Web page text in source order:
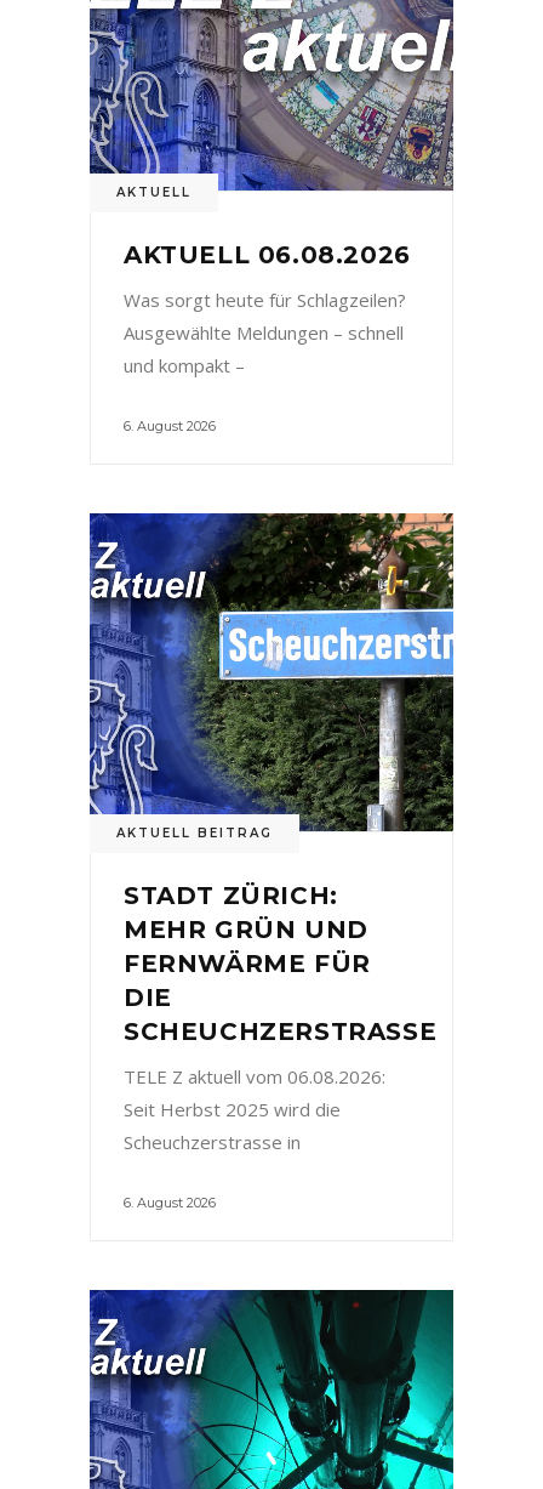
AKTUELL
AKTUELL 06.08.2026
Was sorgt heute für Schlagzeilen?
Ausgewählte Meldungen – schnell
und kompakt –
6. August 2026
AKTUELL BEITRAG
STADT ZÜRICH:
MEHR GRÜN UND
FERNWÄRME FÜR
DIE
SCHEUCHZERSTRASSE
TELE Z aktuell vom 06.08.2026:
Seit Herbst 2025 wird die
Scheuchzerstrasse in
6. August 2026